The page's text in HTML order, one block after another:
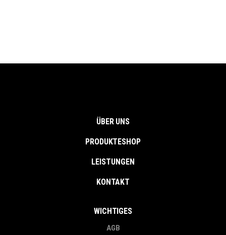
ÜBER UNS
PRODUKTESHOP
LEISTUNGEN
KONTAKT
WICHTIGES
AGB